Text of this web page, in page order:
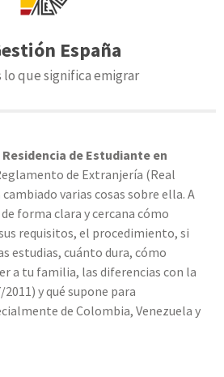
España
lo que significa emigrar
de Estudiante en
de Extranjería (Real
varias cosas sobre ella. A
forma clara y cercana cómo
requisitos, el procedimiento, si
estudias, cuánto dura, cómo
a tu familia, las diferencias con la
y qué supone para
de Colombia, Venezuela y